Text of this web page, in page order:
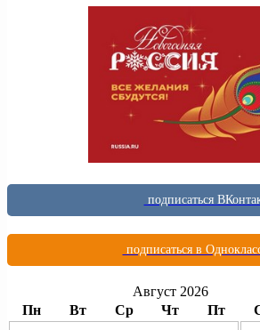
подписаться
подписаться в
Август 2026
Пн
Вт Ср Чт Пт